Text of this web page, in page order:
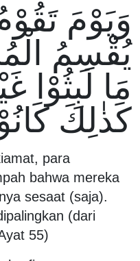
وَيَوْمَ
يُقْسِمُ
مَا لَبِثُوْا
كَذٰلِكَ
para
bahwa mereka
sesaat (saja).
(dari
55)